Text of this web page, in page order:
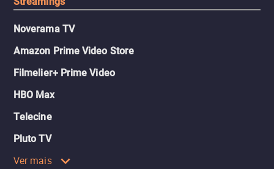
Noverama TV
Amazon Prime Video Store
Filmelier+ Prime Video
HBO Max
Telecine
Pluto TV
Ver mais